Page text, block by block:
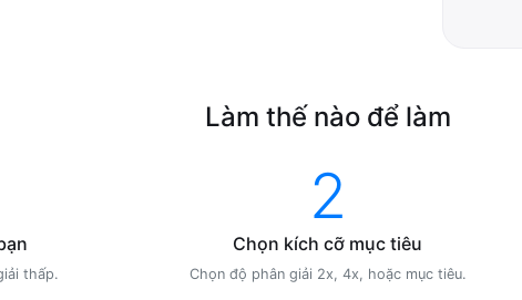
Làm thế nào để làm
thấp.
2
Chọn kích cỡ mục tiêu
Chọn độ phân giải 2x, 4x, hoặc mục tiêu.